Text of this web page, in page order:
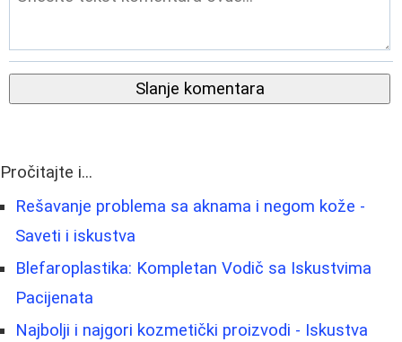
Slanje komentara
Pročitajte i...
Rešavanje problema sa aknama i negom kože -
Saveti i iskustva
Blefaroplastika: Kompletan Vodič sa Iskustvima
Pacijenata
Najbolji i najgori kozmetički proizvodi - Iskustva